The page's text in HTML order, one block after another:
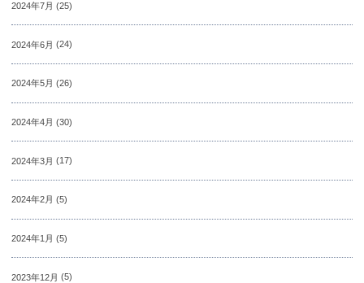
2024年7月 (25)
2024年6月 (24)
2024年5月 (26)
2024年4月 (30)
2024年3月 (17)
2024年2月 (5)
2024年1月 (5)
2023年12月 (5)